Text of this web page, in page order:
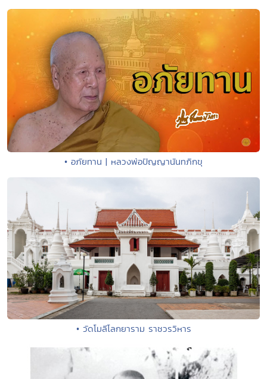
• อภัยทาน | หลวงพ่อปัญญานันทภิกขุ
• วัดโมลีโลกยาราม ราชวรวิหาร